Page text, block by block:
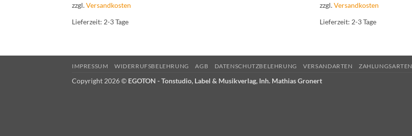
zzgl.Versandkosten
Lieferzeit: 2-3 Tage
zzgl.Versandkosten
Lieferzeit:2-3 Tage
IMPRESSUM WIDERRUFSBELEHRUNG AGB DATENSCHUTZBELEHRUNG VERSANDARTEN ZAHLUNGSARTEN
Copyright 2026 © EGOTON - Tonstudio, Label & Musikverlag, Inh. Mathias Gronert